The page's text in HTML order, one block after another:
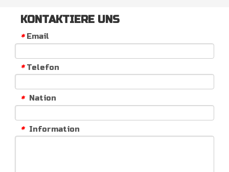
KONTAKTIERE UNS
* Email
* Telefon
* Nation
* Information